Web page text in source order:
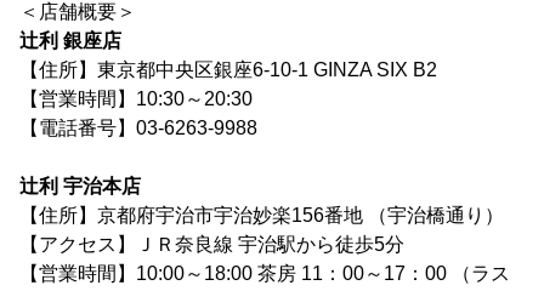
＜店舗概要＞
辻利 銀座店
【住所】東京都中央区銀座6-10-1 GINZA SIX B2
【営業時間】10:30～20:30
【電話番号】03-6263-9988
辻利 宇治本店
【住所】京都府宇治市宇治妙楽156番地 （宇治橋通り）
【アクセス】ＪＲ奈良線 宇治駅から徒歩5分
【営業時間】10:00～18:00 茶房 11：00～17：00 （ラス